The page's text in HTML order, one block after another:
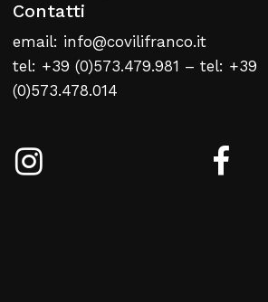
Contatti
email: info@covilifranco.it
tel: +39 (0)573.479.981 – tel: +39
(0)573.478.014